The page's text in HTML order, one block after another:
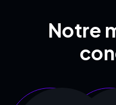
Notre